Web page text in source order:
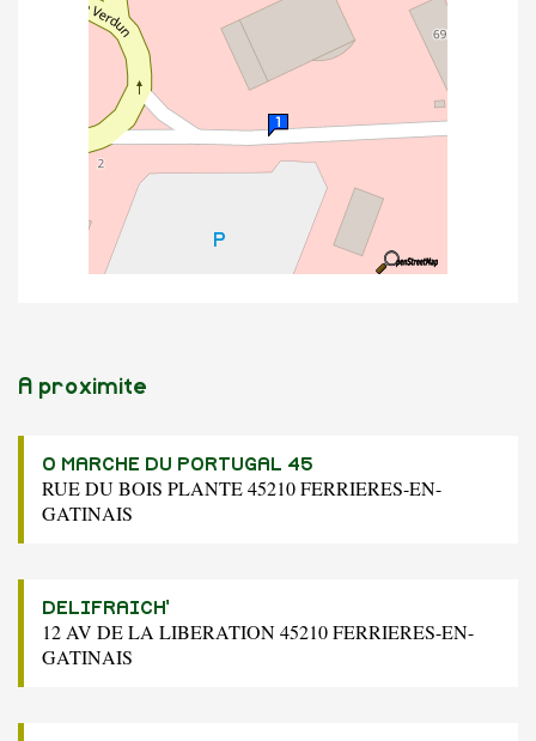
A proximite
O MARCHE DU PORTUGAL 45
RUE DU BOIS PLANTE 45210 FERRIERES-EN-
GATINAIS
DELIFRAICH'
12 AV DE LA LIBERATION 45210 FERRIERES-EN-
GATINAIS